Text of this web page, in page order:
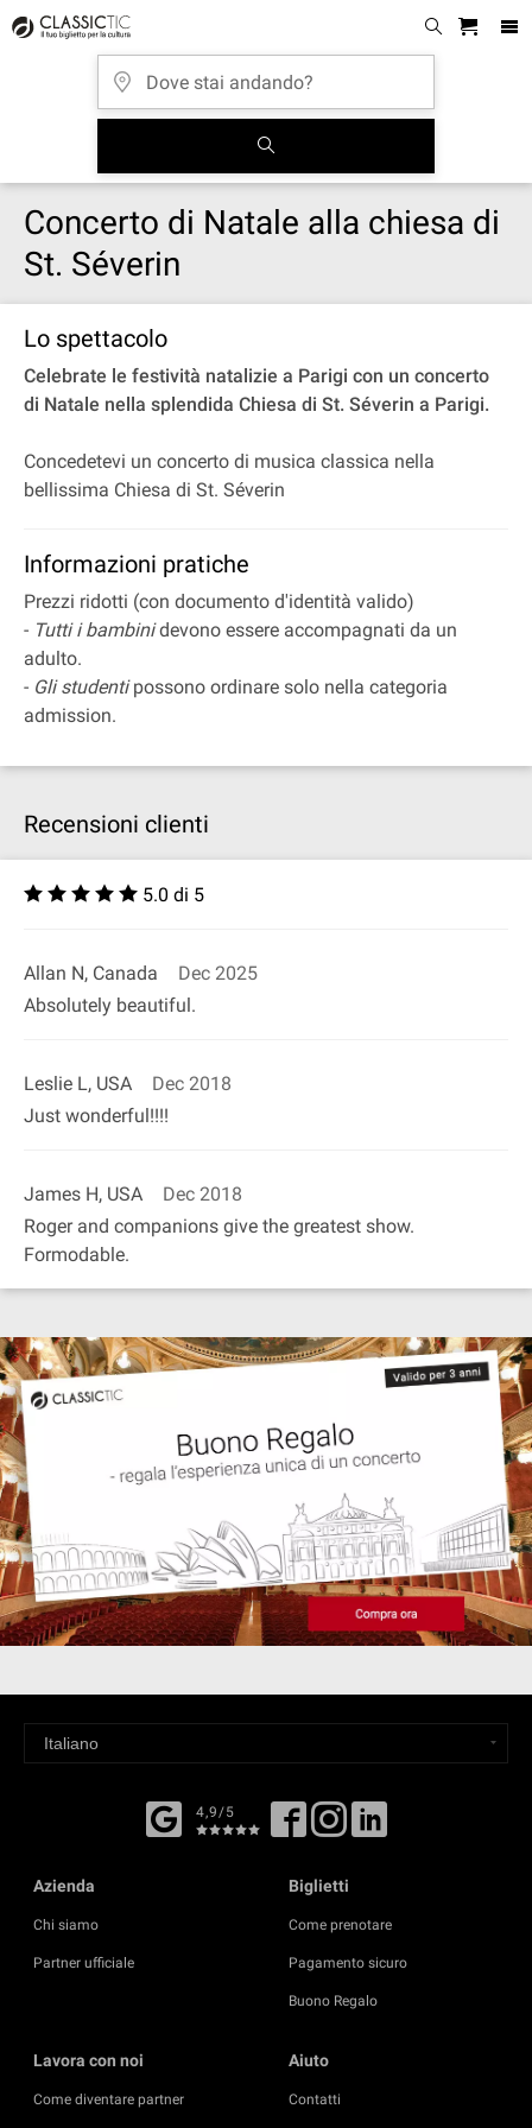
Concerto di Natale alla chiesa di
St. Séverin
Lo spettacolo
Celebrate le festività natalizie a Parigi con un concerto
di Natale nella splendida Chiesa di St. Séverin a Parigi.
Concedetevi un concerto di musica classica nella
bellissima Chiesa di St. Séverin
Informazioni pratiche
Prezzi ridotti (con documento d'identità valido)
- Tutti i bambinidevono essere accompagnati da un
adulto.
- Gli studentipossono ordinare solo nella categoria
admission.
Recensioni clienti
5.0 di 5
Allan N, Canada
Dec 2025
Absolutely beautiful.
Leslie L, USA
Dec 2018
Just wonderful!!!!
James H, USA
Dec 2018
Roger and companions give the greatest show.
Formodable.
4,9/5
Azienda
Chi siamo
Partner ufficiale
Biglietti
Come prenotare
Pagamento sicuro
Buono Regalo
Lavora con noi
Come diventare partner
Aiuto
Contatti